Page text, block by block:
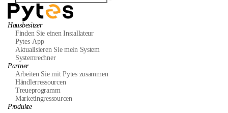
Hausbesitzer
Finden Sie einen Installateur
Pytes-App
Aktualisieren Sie mein System
Systemrechner
Partner
Arbeiten Sie mit Pytes zusammen
Händlerressourcen
Treueprogramm
Marketingressourcen
Produkte